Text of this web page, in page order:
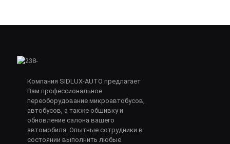
Компания SIDLUX-AUTO предлагает
Вам профессиональное
переоборудование микроавтобусов,
автобусов, а также обшивку и
обновление салона вашего
автомобиля. Опытные сотрудники в
состоянии выполнить любые